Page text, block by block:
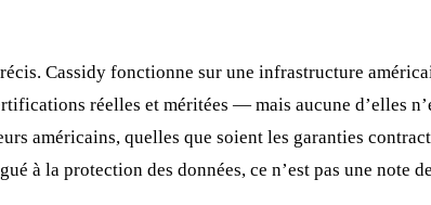
Cassidy fonctionne sur une infrastructure
réelles et méritées — mais aucune d’elles
américains, quelles que soient les garanties
à la protection des données, ce n’est pas une note